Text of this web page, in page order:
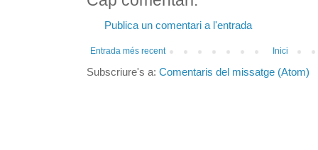
Publica un comentari a l'entrada
Entrada més recent Inici
Subscriure's a: Comentaris del missatge (Atom)